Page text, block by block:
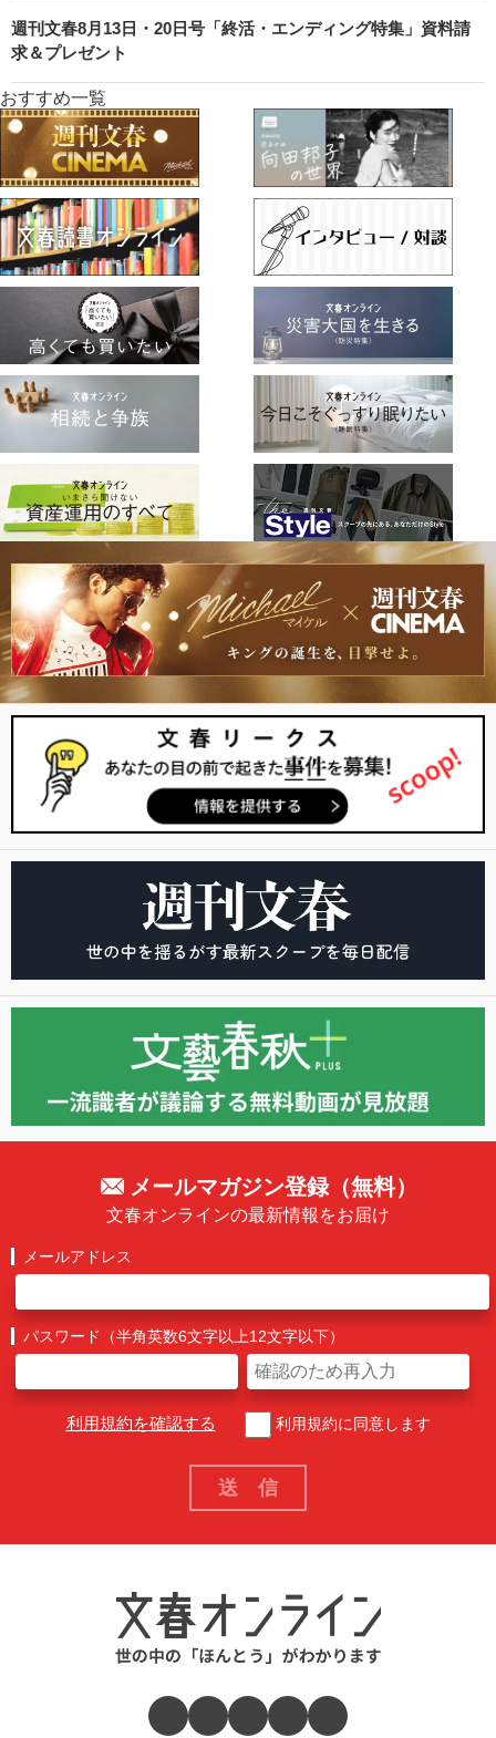
週刊文春8月13日・20日号「終活・エンディング特集」資料請
求＆プレゼント
おすすめ一覧
メールマガジン登録（無料）
文春オンラインの最新情報をお届け
メールアドレス
パスワード（半角英数6文字以上12文字以下）
利用規約を確認する 利用規約に同意します